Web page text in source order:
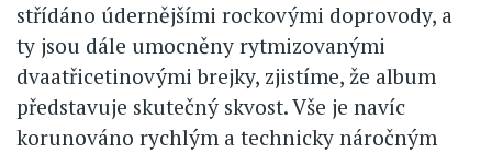
střídáno údernějšími rockovými doprovody, a
ty jsou dále umocněny rytmizovanými
dvaatřicetinovými brejky, zjistíme, že album
představuje skutečný skvost. Vše je navíc
korunováno rychlým a technicky náročným